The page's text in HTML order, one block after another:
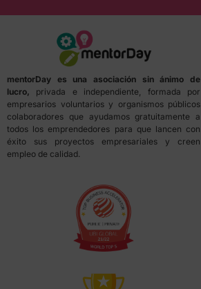
mentorDay es una asociación sin ánimo de
lucro, privada e independiente, formada por
empresarios voluntarios y organismos públicos
colaboradores que ayudamos gratuitamente a
todos los emprendedores para que lancen con
éxito sus proyectos empresariales y creen
empleo de calidad.